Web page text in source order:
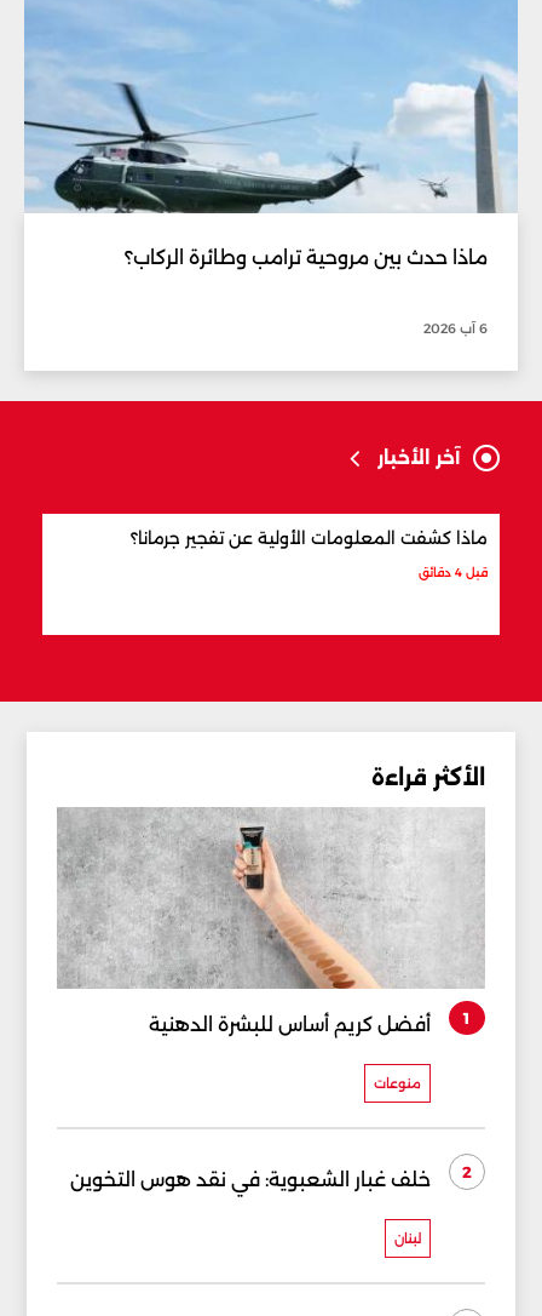
ماذا حدث بين مروحية ترامب وطائرة الركاب؟
6 آب 2026
آخر الأخبار
ماذا كشفت المعلومات الأولية عن تفجير جرمانا؟
قبل 4 دقائق
الأكثر قراءة
1 أفضل كريم أساس للبشرة الدهنية
منوعات
2 خلف غبار الشعبوية: في نقد هوس التخوين
لبنان